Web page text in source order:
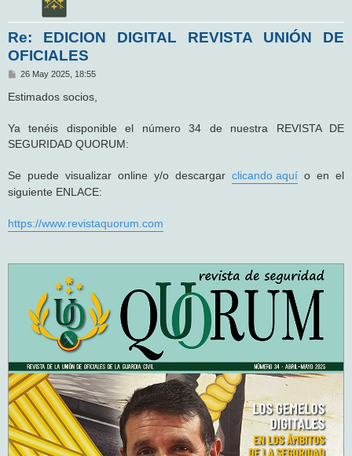
Re: EDICION DIGITAL REVISTA UNIÓN DE
OFICIALES
M
n
s
e
26 May 2025, 18:55
Estimados socios,
Ya tenéis disponible el número 34 de nuestra REVISTA DE
SEGURIDAD QUORUM:
Se puede visualizar online y/o descargar clicando aquí o en el
siguiente ENLACE:
https://www.revistaquorum.com